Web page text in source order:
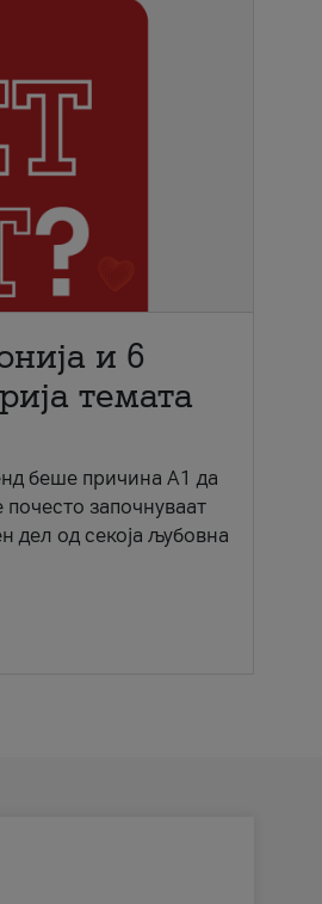
и 6
темата
беше причина А1 да
започнуваат
дел од секоја љубовна